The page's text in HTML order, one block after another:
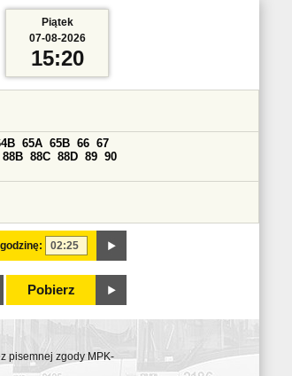
65A 65B 66 67
88B 88C 88D 89 90
Pobierz
Piątek
07-08-2026
15:20
pisemnej zgody MPK-